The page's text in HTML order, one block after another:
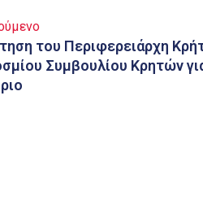
του Περιφερειάρχη
Συμβουλίου Κρητών